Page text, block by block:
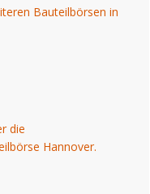
Bauteilbörsen in
die
Hannover.